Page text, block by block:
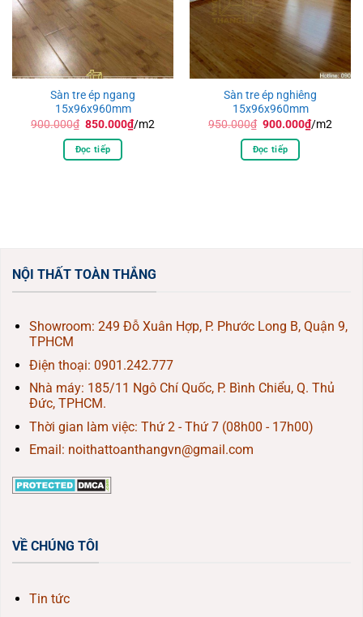
Sàn tre ép ngang
15x96x960mm
900.000₫ Giá
là:
900.000₫.
850.000₫Giá
hiện
/m2
Đọc tiếp
Sàn tre ép nghiêng
15x96x960mm
950.000₫ Giá
là:
950.000₫.
900.000₫Giá
hiện
/m2
Đọc tiếp
NỘI THẤT TOÀN THẮNG
Showroom: 249 Đỗ Xuân Hợp, P. Phước Long B, Quận 9,
TPHCM
Điện thoại: 0901.242.777
Nhà máy: 185/11 Ngô Chí Quốc, P. Bình Chiểu, Q. Thủ
Đức, TPHCM.
Thời gian làm việc: Thứ 2 - Thứ 7 (08h00 - 17h00)
Email: noithattoanthangvn@gmail.com
VỀ CHÚNG TÔI
Tin tức